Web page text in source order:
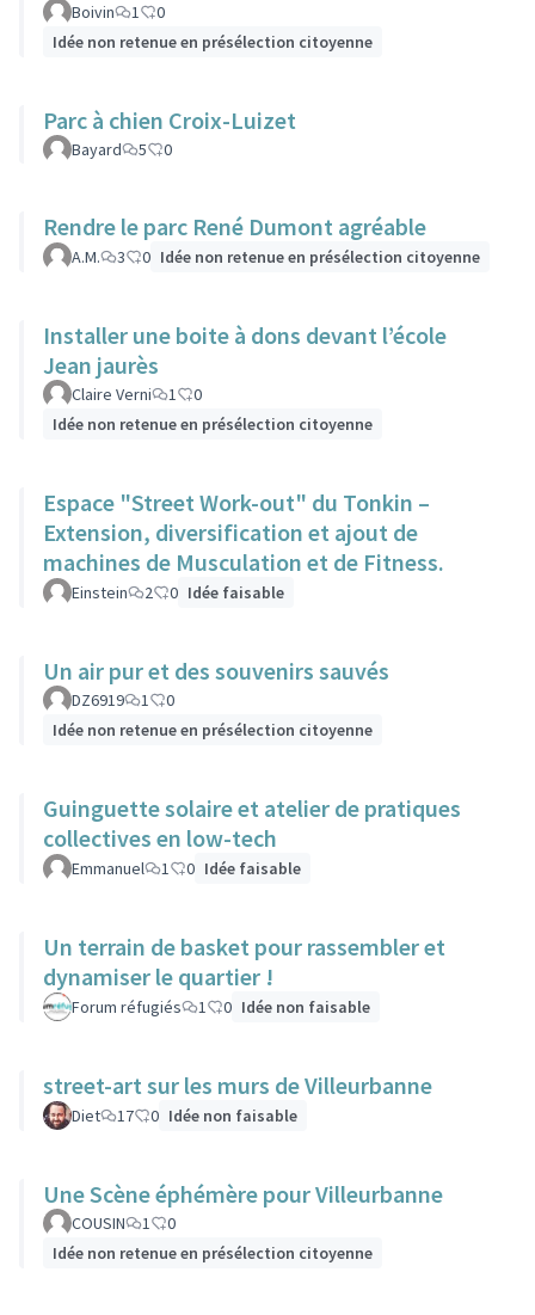
Boivin 1
0
Idée non retenue en présélection citoyenne
Parc à chien Croix-Luizet
Bayard 5 0
Rendre le parc René Dumont agréable
A.M. 3 0 Idée non retenue en présélection citoyenne
Installer une boite à dons devant l’école
Jean jaurès
Claire Verni 1
0
Idée non retenue en présélection citoyenne
Espace "Street Work-out" du Tonkin –
Extension, diversification et ajout de
machines de Musculation et de Fitness.
Einstein 2 0 Idée faisable
Un air pur et des souvenirs sauvés
DZ6919 1
0
Idée non retenue en présélection citoyenne
Guinguette solaire et atelier de pratiques
collectives en low-tech
Emmanuel 1 0 Idée faisable
Un terrain de basket pour rassembler et
dynamiser le quartier !
Forum réfugiés 1 0 Idée non faisable
street-art sur les murs de Villeurbanne
Diet 17 0 Idée non faisable
Une Scène éphémère pour Villeurbanne
COUSIN 1
0
Idée non retenue en présélection citoyenne